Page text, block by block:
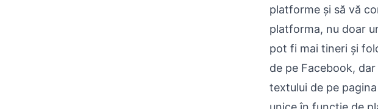
platforme și să vă
platforma, nu doar
pot fi mai tineri și
de pe Facebook,
textului de pe